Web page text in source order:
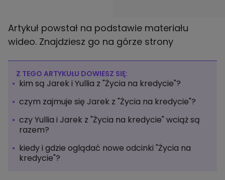
Artykuł powstał na podstawie materiału
wideo. Znajdziesz go na górze strony
Z TEGO ARTYKUŁU DOWIESZ SIĘ:
kim są Jarek i Yullia z "Życia na kredycie"?
czym zajmuje się Jarek z "Życia na kredycie"?
czy Yullia i Jarek z "Życia na kredycie" wciąż są
razem?
kiedy i gdzie oglądać nowe odcinki "Życia na
kredycie"?